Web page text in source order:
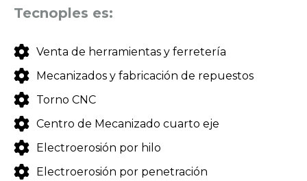
Tecnoples es:
Venta de herramientas y ferretería
Mecanizados y fabricación de repuestos
Torno CNC
Centro de Mecanizado cuarto eje
Electroerosión por hilo
Electroerosión por penetración